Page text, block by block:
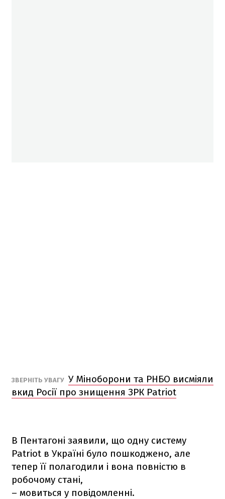
ЗВЕРНІТЬ УВАГУ У Міноборони та РНБО висміяли
вкид Росії про знищення ЗРК Patriot
В Пентагоні заявили, що одну систему
Patriot в Україні було пошкоджено, але
тепер її полагодили і вона повністю в
робочому стані,
– мовиться у повідомленні.